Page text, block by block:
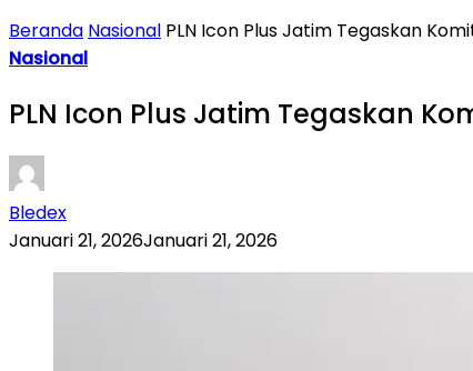
Beranda Nasional PLN Icon Plus Jatim Tegaskan
Nasional
PLN Icon Plus Jatim Tegaskan
Bledex
Januari 21, 2026Januari 21, 2026